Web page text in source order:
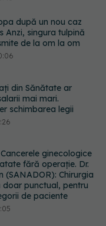
mai mari.
schimbarea legii
fără operație. Dr.
(SANADOR): Chirurgia
punctual, pentru
de paciente
care milioane de femei
cumpără sutien. Un
metoda corectă